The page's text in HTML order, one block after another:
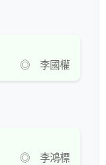
◎ 李國權
◎ 李鴻標